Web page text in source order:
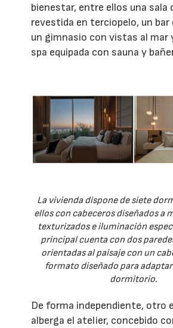
bienestar, entre ellos una sala
revestida en terciopelo, un
un gimnasio con vistas al mar
spa equipada con sauna y
La vivienda dispone de siete
ellos con cabeceros diseñados a
texturizados e iluminación
principal cuenta con dos
orientadas al paisaje con un
formato diseñado para adaptar
dormitorio.
De forma independiente, otro
alberga el atelier, concebido